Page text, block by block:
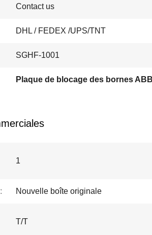
Contact us
DHL / FEDEX /UPS/TNT
SGHF-1001
Plaque de blocage des bornes ABB
1
Nouvelle boîte originale
T/T